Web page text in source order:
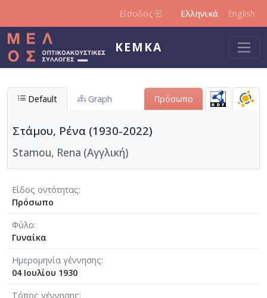
Είσοδος Ελληνικά English
ΚΕΜΚΑ
Default Graph Πρόσωπο
Στάμου, Ρένα (1930-2022)
Stamou, Rena (Αγγλική)
Είδος οντότητας
Πρόσωπο
Φύλο
Γυναίκα
Ημερομηνία γέννησης
04 Ιουλίου 1930
Τόπος γέννησης